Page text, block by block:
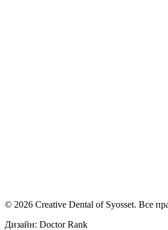
© 2026 Creative Dental of Syosset. Все
Дизайн: Doctor Rank